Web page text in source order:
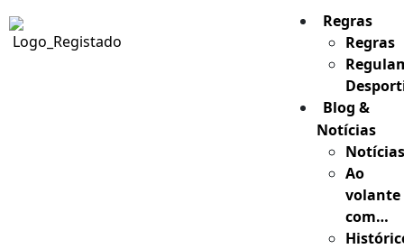
Regras
Regras
Blog &
Notícias
Notícias
Ao
volante
com…